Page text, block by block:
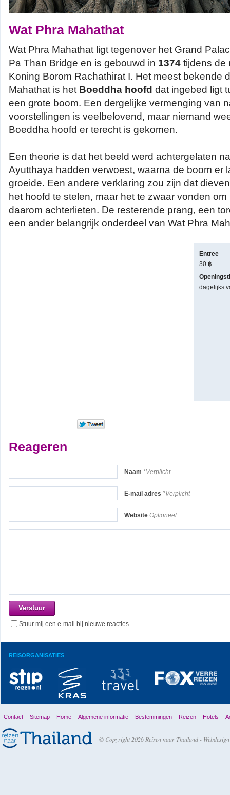
Wat Phra Mahathat
Wat Phra Mahathat ligt tegenover het Grand
Pa Than Bridge en is gebouwd in 1374 tijdens de
Koning Borom Rachathirat I. Het meest bekende
Mahathat is het Boeddha hoofd dat ingebed ligt
een grote boom. Een dergelijke vermenging van
voorstellingen is veelbelovend, maar niemand
Boeddha hoofd er terecht is gekomen.
Een theorie is dat het beeld werd achtergelaten
Ayutthaya hadden verwoest, waarna de boom er
groeide. Een andere verklaring zou zijn dat
het hoofd te stelen, maar het te zwaar vonden
daarom achterlieten. De resterende prang, een
een ander belangrijk onderdeel van Wat Phra
Entree
30 ฿
dagelijks
Reageren
Naam *Verplicht
E-mail adres *Verplicht
Website Optioneel
Stuur mij een e-mail bij nieuwe reacties.
REISORGANISATIES
Contact Sitemap Home Algemene informatie Bestemmingen Reizen Hotels
© Copyright 2026 Reizen naar Thailand - Webdesign